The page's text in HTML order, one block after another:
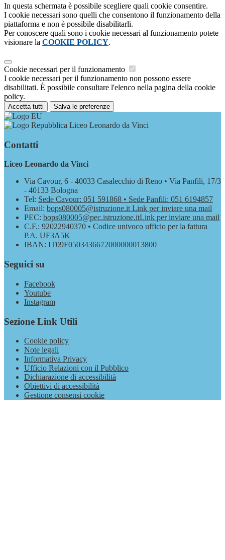
In questa schermata è possibile scegliere quali cookie consentire.
I cookie necessari sono quelli che consentono il funzionamento della
piattaforma e non è possibile disabilitarli.
Per conoscere quali sono i cookie necessari al funzionamento potete
visionare la COOKIE POLICY.
Cookie necessari per il funzionamento
I cookie necessari per il funzionamento non possono essere
disabilitati. È possibile consultare l'elenco nella pagina della cookie
policy.
Accetta tutti Salva le preferenze
Liceo Leonardo da Vinci
Contatti
Liceo Leonardo da Vinci
Via Cavour, 6 - 40033 Casalecchio di Reno • Via Panfili, 17/3
- 40133 Bologna
Tel: Sede Cavour: 051 591868 • Sede Panfili: 051 6194857
Email: bops080005@istruzione.itLink per inviare una mail
PEC: bops080005@pec.istruzione.itLink per inviare una mail
C.F.: 92022940370 • Codice univoco ufficio per la fattura
P.A. UF3A5K
IBAN: IT09F0503436672000000013800
Seguici su
Facebook
Youtube
Instagram
Sezione Link Utili
Cookie policy
Note legali
Informativa Privacy
Ufficio Relazioni con il Pubblico
Dichiarazione di accessibilità
Obiettivi di accessibilità
Gestione consensi cookie